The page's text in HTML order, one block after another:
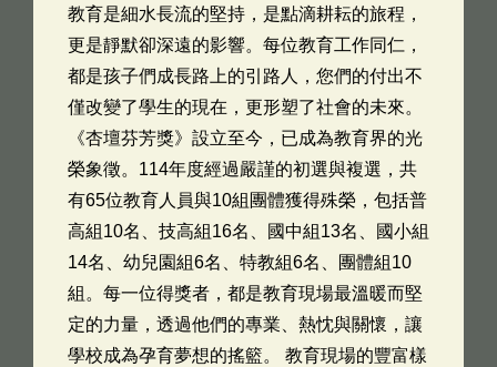
教育是細水長流的堅持，是點滴耕耘的旅程，
更是靜默卻深遠的影響。每位教育工作同仁，
都是孩子們成長路上的引路人，您們的付出不
僅改變了學生的現在，更形塑了社會的未來。
《杏壇芬芳獎》設立至今，已成為教育界的光
榮象徵。114年度經過嚴謹的初選與複選，共
有65位教育人員與10組團體獲得殊榮，包括普
高組10名、技高組16名、國中組13名、國小組
14名、幼兒園組6名、特教組6名、團體組10
組。每一位得獎者，都是教育現場最溫暖而堅
定的力量，透過他們的專業、熱忱與關懷，讓
學校成為孕育夢想的搖籃。 教育現場的豐富樣